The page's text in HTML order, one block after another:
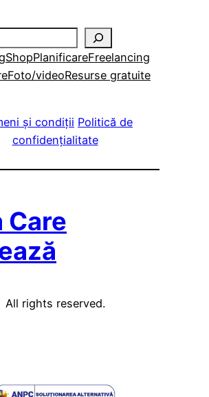
ShopPlanificareFreelancing
Foto/videoResurse gratuite
și condiții Politică de
confidențialitate
Care
All rights reserved.